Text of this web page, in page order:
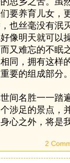
要养育儿女，
也丝毫没有泯
像明天就可以
又难忘的不眠
同，拥有这样
要的组成部分
间名胜一一踏
涉足的景点，
心之外，将是
2